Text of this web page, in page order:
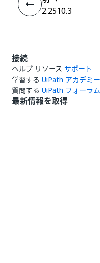
2.2510.3
接続
ヘルプ リソース サポート
学習する UiPath アカデミー
質問する UiPath フォーラム
最新情報を取得